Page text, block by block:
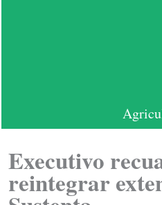
Executivo
reintegrar